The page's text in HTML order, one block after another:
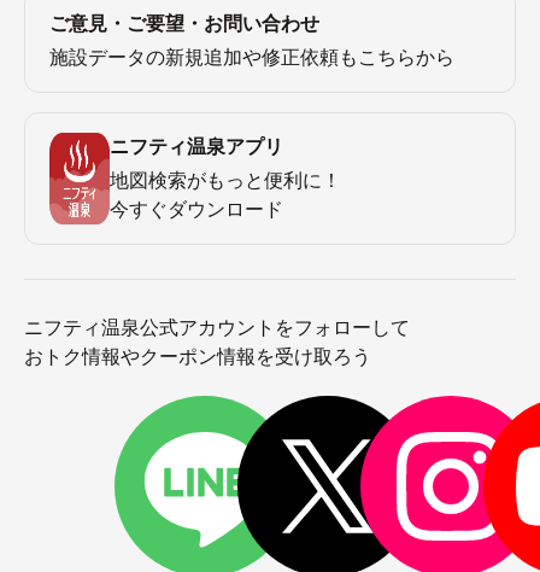
ご意見・ご要望・お問い合わせ
施設データの新規追加や修正依頼もこちらから
ニフティ温泉アプリ
地図検索がもっと便利に！
今すぐダウンロード
ニフティ温泉公式アカウントをフォローして
おトク情報やクーポン情報を受け取ろう